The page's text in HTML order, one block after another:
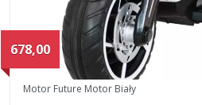
678,00
Motor Future Motor Biały